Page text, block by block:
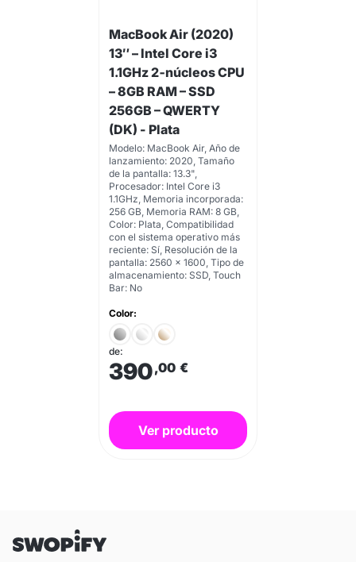
MacBook Air (2020)
13″ – Intel Core i3
1.1GHz 2‑núcleos CPU
– 8GB RAM – SSD
256GB – QWERTY
(DK) - Plata
Modelo: MacBook Air, Año de
lanzamiento: 2020, Tamaño
de la pantalla: 13.3",
Procesador: Intel Core i3
1.1GHz, Memoria incorporada:
256 GB, Memoria RAM: 8 GB,
Color: Plata, Compatibilidad
con el sistema operativo más
reciente: Sí, Resolución de la
pantalla: 2560 x 1600, Tipo de
almacenamiento: SSD, Touch
Bar: No
Color:
de:
390,00 €
Ver producto